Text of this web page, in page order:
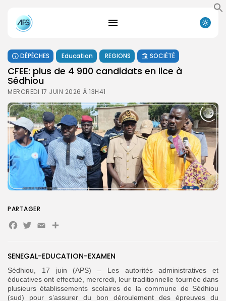
Search
for:
Button
FR
DÉPÊCHES Education REGIONS SOCIÉTÉ
CFEE: plus de 4 900 candidats en lice à
Sédhiou
MERCREDI 17 JUIN 2026 À 13H41
SENEGAL-EDUCATION-EXAMEN
Sédhiou, 17 juin (APS) – Les autorités administratives et
éducatives ont effectué, mercredi, leur traditionnelle tournée dans
plusieurs établissements scolaires de la commune de Sédhiou
(sud) pour s’assurer du bon déroulement des épreuves du
PARTAGER
Facebook
Twitter
EmailPartager